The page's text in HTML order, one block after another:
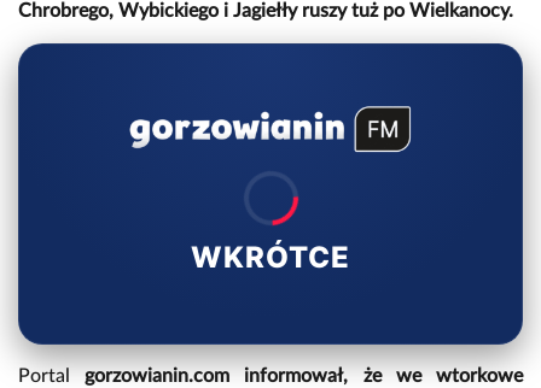
Chrobrego, Wybickiego i Jagiełły ruszy tuż po Wielkanocy.
WKRÓTCE
Portalgorzowianin.com informował, że we wtorkowe